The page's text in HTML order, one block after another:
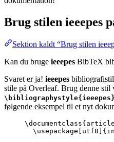
Brug stilen ieeepes
Sektion kaldt “Brug stilen
Kan du bruge ieeepes BibTeX
Svaret er ja! ieeepes
stile på Overleaf. Brug denne stil
\bibliographystyle{ieeepes}
følgende eksempel til et nyt
\documentclass{ article
\usepackage
utf8 ]{